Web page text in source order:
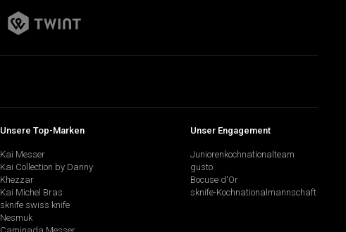
Unsere Top-Marken
Kai Messer
Kai Collection by Danny
Khezzar
Kai Michel Bras
sknife swiss knife
Nesmuk
Unser Engagement
Juniorenkochnationalteam
gusto
Bocuse d'Or
sknife-Kochnationalmannschaft